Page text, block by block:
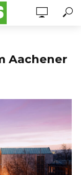
Aachener